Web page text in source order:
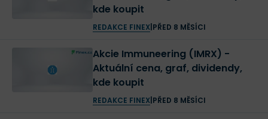
kde koupit
REDAKCE FINEX| PŘED 8 MĚSÍCI
Akcie Immuneering (IMRX) -
Aktuální cena, graf, dividendy,
kde koupit
REDAKCE FINEX| PŘED 8 MĚSÍCI